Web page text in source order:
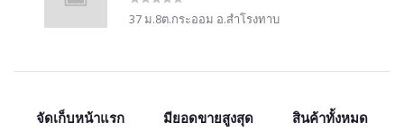
37 ม.8ต.กระออม อ.สำโรงทาบ
จัดเก็บหน้าแรก มียอดขายสูงสุด สินค้าทั้งหมด